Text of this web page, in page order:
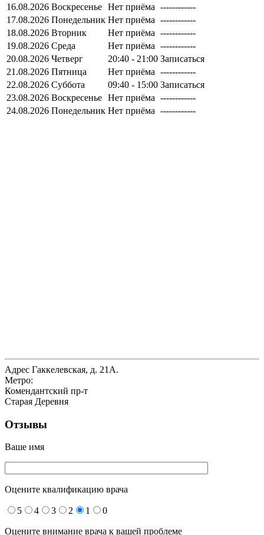
16.08.2026 Воскресенье Нет приёма ------------
17.08.2026 Понедельник Нет приёма ------------
18.08.2026 Вторник Нет приёма ------------
19.08.2026 Среда Нет приёма ------------
20.08.2026 Четверг 20:40 - 21:00 Записаться
21.08.2026 Пятница Нет приёма ------------
22.08.2026 Суббота 09:40 - 15:00 Записаться
23.08.2026 Воскресенье Нет приёма ------------
24.08.2026 Понедельник Нет приёма ------------
Адрес Гаккелевская, д. 21А.
Метро:
Комендантский пр-т
Старая Деревня
Отзывы
Ваше имя
Оцените квалификацию врача
5 4 3 2 1 0
Оцените внимание врача к вашей проблеме